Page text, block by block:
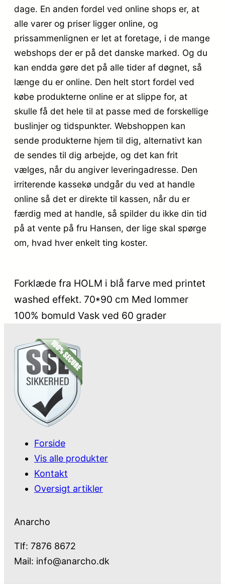
dage. En anden fordel ved online shops er, at
alle varer og priser ligger online, og
prissammenlignen er let at foretage, i de mange
webshops der er på det danske marked. Og du
kan endda gøre det på alle tider af døgnet, så
længe du er online. Den helt stort fordel ved
købe produkterne online er at slippe for, at
skulle få det hele til at passe med de forskellige
buslinjer og tidspunkter. Webshoppen kan
sende produkterne hjem til dig, alternativt kan
de sendes til dig arbejde, og det kan frit
vælges, når du angiver leveringadresse. Den
irriterende kassekø undgår du ved at handle
online så det er direkte til kassen, når du er
færdig med at handle, så spilder du ikke din tid
på at vente på fru Hansen, der lige skal spørge
om, hvad hver enkelt ting koster.
Forklæde fra HOLM i blå farve med printet
washed effekt. 70*90 cm Med lommer
100% bomuld Vask ved 60 grader
Forside
Vis alle produkter
Kontakt
Oversigt artikler
Anarcho
Tlf: 7876 8672
Mail: info@anarcho.dk